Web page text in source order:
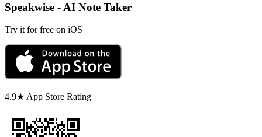
Speakwise - AI Note Taker
Try it for free on iOS
4.9★ App Store Rating